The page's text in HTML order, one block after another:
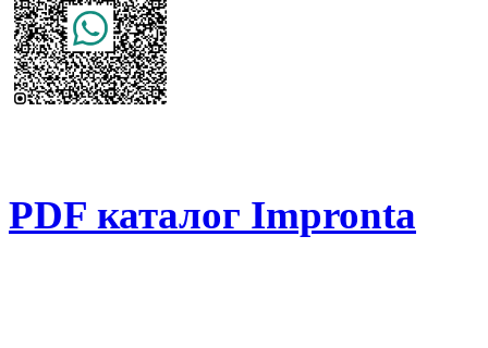
PDF каталог Impronta